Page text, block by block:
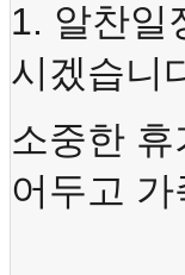
1. 알찬일
시겠습니
소중한 휴
어두고 가